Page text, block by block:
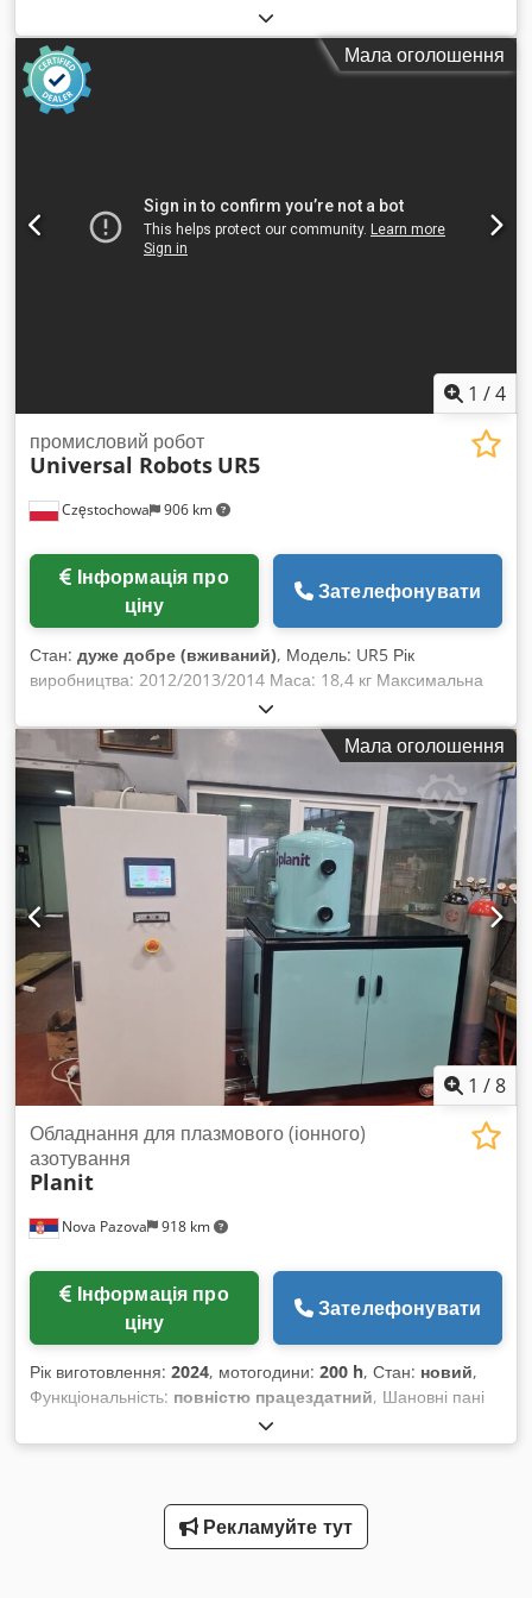
опорним лотком (що запобігає надмірному зносу сита та
ротора) універсально застосовується для сухої грануляції,
просіювання, дроблення, вологої грануляції тощо з
продуктивністю до 2 000 кг/год залежно від властивостей
продукту. Chsdpfoxvzf Dsx Ak Uoa - Плавно регульований
Потужність двигуна: 2,2 кВт Виробник: Frewitt Рік випуску:
2002 Габарити: 110 x 120 x 190 см
Мала оголошення
1 /4
Częstochowa 906 km
промисловий робот
Universal Robots UR5
ціну
Зателефонувати
Стан: дуже добре (вживаний), Модель: UR5 Рік
виробництва: 2012/2013/2014 Маса: 18,4 кг Максимальна
вантажопідйомність: 5 кг Радіус дії: 850 мм Chsdpfxowu Dr
Ts Ak Uja Кількість: 4 одиниці
Мала оголошення
1 /8
Nova Pazova 918 km
Обладнання для плазмового (іонного)
азотування
Planit
ціну
Зателефонувати
Рік виготовлення: 2024, мотогодини: 200 h, Стан: новий,
Функціональність: повністю працездатний, Шановні пані
та панове, Компанія Planit має можливість запропонувати
Вам нове обладнання для плазмового азотування.
Характеристики обладнання: - Габаритні розміри:
1400×800×2000 мм - Розміри камери: D500×600 мм -
Рекламуйте тут